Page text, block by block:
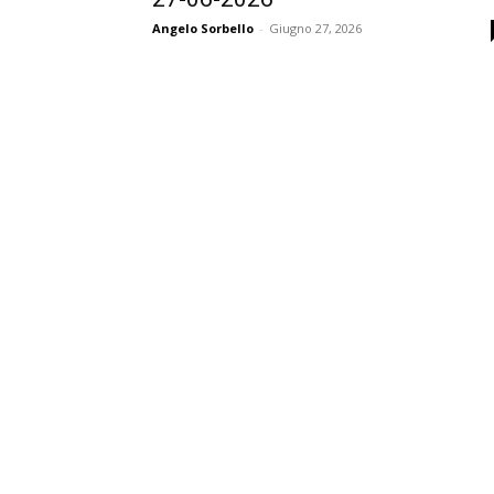
Angelo Sorbello - Giugno 27, 2026